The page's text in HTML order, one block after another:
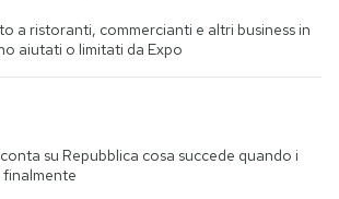
a ristoranti, commercianti e altri business in
aiutati o limitati da Expo
su Repubblica cosa succede quando i